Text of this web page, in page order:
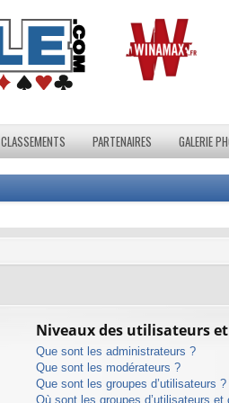
CLASSEMENTS PARTENAIRES GALERIE
Niveaux des utilisateurs
Que sont les administrateurs ?
Que sont les modérateurs ?
Que sont les groupes d’utilisateurs ?
Où sont les groupes d’utilisateurs